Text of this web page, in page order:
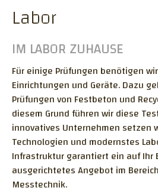
Gebäudeschadstoffe
Raumluftmessungen
LABOR
BAUWERK
BAUEXPERTISE
UNTERNEHMEN
Geschichte
KONTAKT
Labor
IM LABOR ZUHAUSE
Für einige Prüfungen benötigen
Einrichtungen und Geräte. Dazu
Prüfungen von Festbeton und
diesem Grund führen wir diese
innovatives Unternehmen setzen
Technologien und modernstes
Infrastruktur garantiert ein auf Ihr
ausgerichtetes Angebot im
Messtechnik.